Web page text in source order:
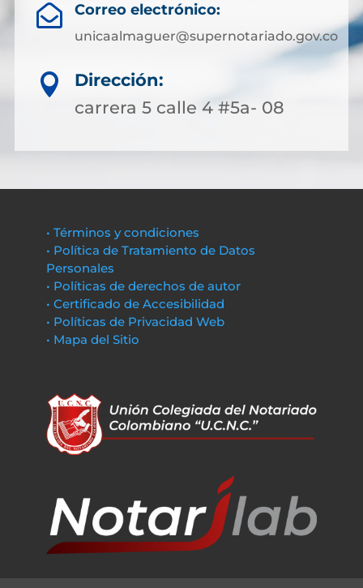
 Correo electrónico:
unicaalmaguer@supernotariado.gov.co

Dirección:
carrera 5 calle 4 #5a- 08
• Términos y condiciones
• Política de Tratamiento de Datos
Personales
• Políticas de derechos de autor
• Certificado de Accesibilidad
• Políticas de Privacidad Web
• Mapa del Sitio